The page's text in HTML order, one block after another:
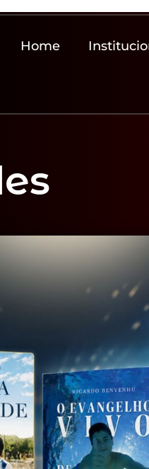
Home